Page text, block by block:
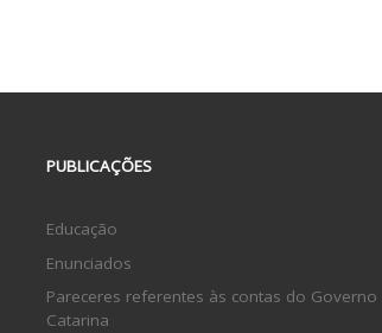
PUBLICAÇÕES
Educação
Enunciados
Pareceres referentes às contas do Governo
Catarina